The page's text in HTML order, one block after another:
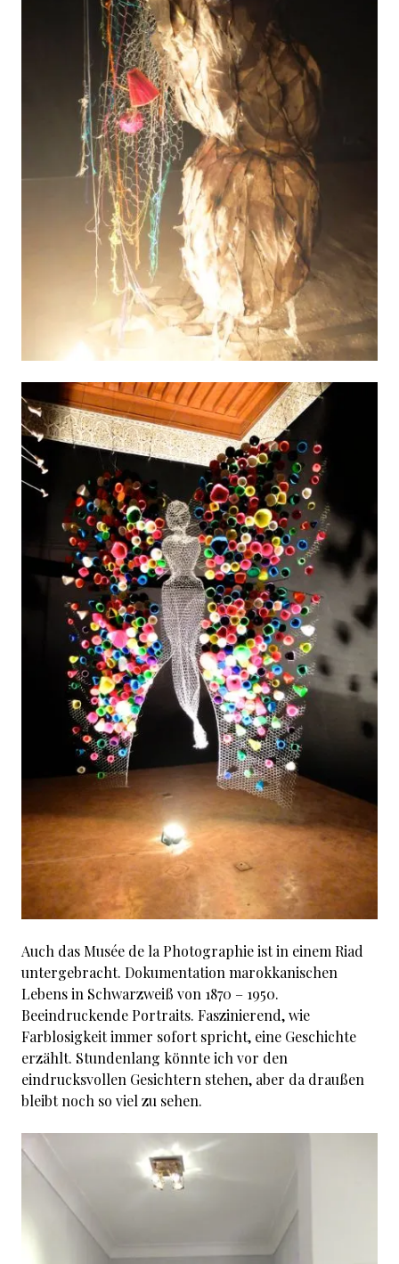
Auch das Musée de la Photographie ist in einem Riad
untergebracht. Dokumentation marokkanischen
Lebens in Schwarzweiß von 1870 – 1950.
Beeindruckende Portraits. Faszinierend, wie
Farblosigkeit immer sofort spricht, eine Geschichte
erzählt. Stundenlang könnte ich vor den
eindrucksvollen Gesichtern stehen, aber da draußen
bleibt noch so viel zu sehen.